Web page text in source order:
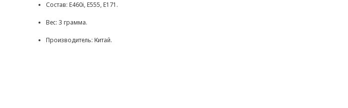
Состав: Е460i, Е555, Е171.
Вес: 3 грамма.
Производитель: Китай.